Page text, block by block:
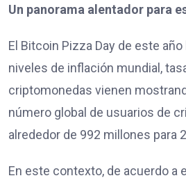
Un panorama alentador para
El Bitcoin Pizza Day de este
niveles de inflación mundial,
criptomonedas vienen
número global de usuarios de
alrededor de 992 millones para
En este contexto, de acuerdo a